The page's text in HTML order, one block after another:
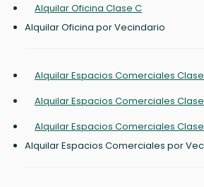
Alquilar Oficina Clase C
Alquilar Oficina por Vecindario
Alquilar Espacios Comerciales
Alquilar Espacios Comerciales Clase
Alquilar Espacios Comerciales
Alquilar Espacios Comerciales por